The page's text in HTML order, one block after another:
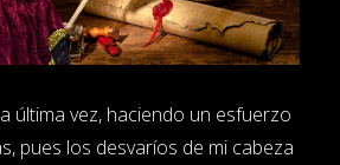
última vez, haciendo un esfuerzo
pues los desvaríos de mi cabeza